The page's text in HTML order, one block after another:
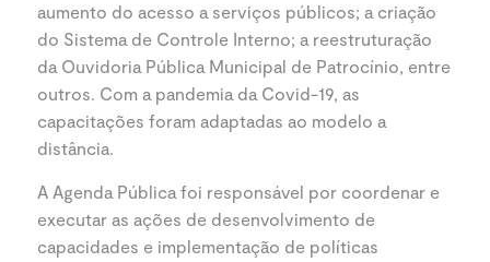
aumento do acesso a serviços públicos; a criação
do Sistema de Controle Interno; a reestruturação
da Ouvidoria Pública Municipal de Patrocínio, entre
outros. Com a pandemia da Covid-19, as
capacitações foram adaptadas ao modelo a
distância.
A Agenda Pública foi responsável por coordenar e
executar as ações de desenvolvimento de
capacidades e implementação de políticas